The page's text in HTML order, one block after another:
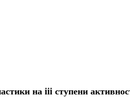
на iii ступени